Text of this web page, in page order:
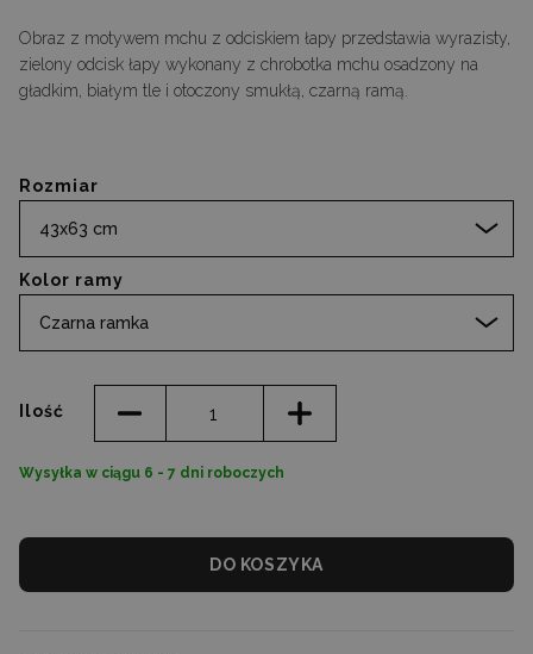
Obraz z motywem mchu z odciskiem łapy przedstawia wyrazisty,
zielony odcisk łapy wykonany z chrobotka mchu osadzony na
gładkim, białym tle i otoczony smukłą, czarną ramą.
Wysyłka w ciągu 6 - 7 dni roboczych
Rozmiar
43x63 cm
Kolor ramy
Czarna ramka
Ilość
DO KOSZYKA